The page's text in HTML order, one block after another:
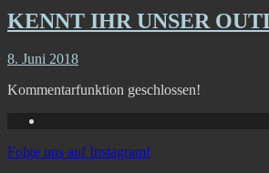
KENNT IHR UNSER
8. Juni 2018
Kommentarfunktion geschlossen!
Folge uns auf Instagram!